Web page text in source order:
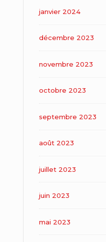
janvier 2024
décembre 2023
novembre 2023
octobre 2023
septembre 2023
août 2023
juillet 2023
juin 2023
mai 2023